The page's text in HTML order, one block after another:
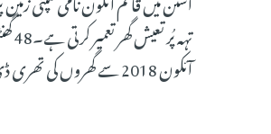
آئکون 2018 سے گھروں کی تھری ڈی پرنٹنگ کر رہی ہے اور شمالی آسٹن میں 100 سے زائد گھر بنا چکی ہے۔